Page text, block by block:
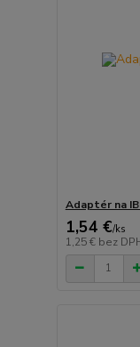
Adaptér na
1,54 €/ks
1,25 € bez